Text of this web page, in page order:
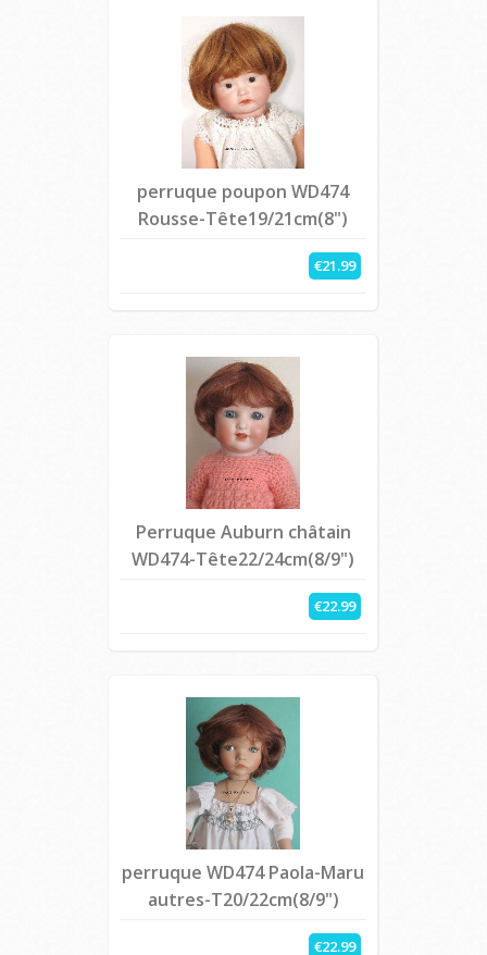
perruque poupon WD474
Rousse-Tête19/21cm(8")
€21.99
Perruque Auburn châtain
WD474-Tête22/24cm(8/9")
€22.99
perruque WD474 Paola-Maru
autres-T20/22cm(8/9")
€22.99